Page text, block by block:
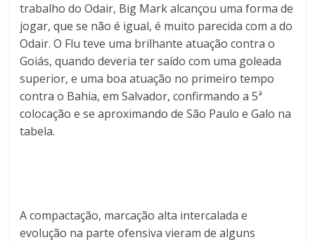
trabalho do Odair, Big Mark alcançou uma forma de
jogar, que se não é igual, é muito parecida com a do
Odair. O Flu teve uma brilhante atuação contra o
Goiás, quando deveria ter saído com uma goleada
superior, e uma boa atuação no primeiro tempo
contra o Bahia, em Salvador, confirmando a 5ª
colocação e se aproximando de São Paulo e Galo na
tabela.
A compactação, marcação alta intercalada e
evolução na parte ofensiva vieram de alguns